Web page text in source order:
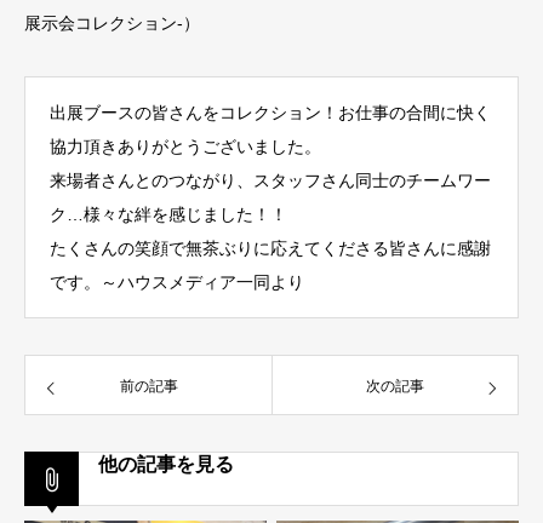
展示会コレクション-）
出展ブースの皆さんをコレクション！お仕事の合間に快く
協力頂きありがとうございました。
来場者さんとのつながり、スタッフさん同士のチームワー
ク…様々な絆を感じました！！
たくさんの笑顔で無茶ぶりに応えてくださる皆さんに感謝
です。～ハウスメディア一同より
前の記事 次の記事
他の記事を見る